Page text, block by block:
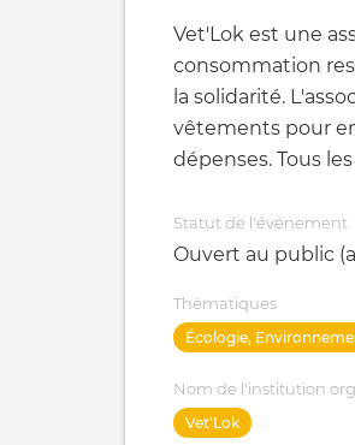
Vet'Lok est une
consommation
la solidarité.
vêtements pour
dépenses. Tous
Statut de l'événement
Ouvert au public
Thématiques
Écologie,
Nom de l'institution
Vet'Lok